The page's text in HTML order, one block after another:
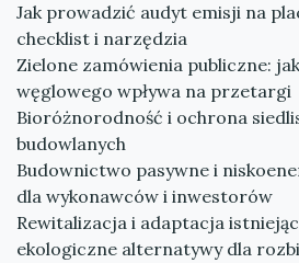
Jak prowadzić audyt emisji na
checklist i narzędzia
Zielone zamówienia publiczne:
węglowego wpływa na przetargi
Bioróżnorodność i ochrona
budowlanych
Budownictwo pasywne i
dla wykonawców i inwestorów
Rewitalizacja i adaptacja
ekologiczne alternatywy dla